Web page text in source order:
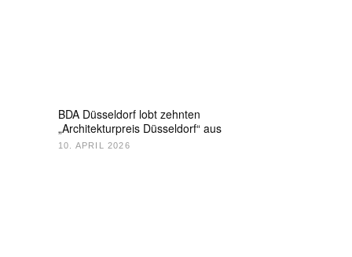
BDA Düsseldorf lobt zehnten
„Architekturpreis Düsseldorf“ aus
10. APRIL 2026